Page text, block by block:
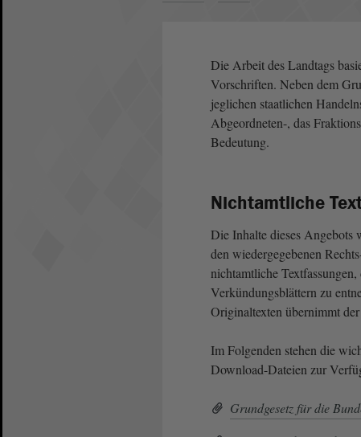
Die Arbeit des Landtags
Vorschriften. Neben dem
jeglichen staatlichen
Abgeordneten-, das
Bedeutung.
Nichtamtliche
Die Inhalte dieses Angebots
den wiedergegebenen
nichtamtliche
Verkündungsblättern zu
Originaltexten übernimmt der
Im Folgenden stehen die
Download-Dateien zur
Grundgesetz für die